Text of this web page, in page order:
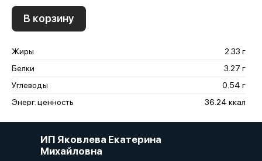
В корзину
Жиры
2.33 г
Белки
3.27 г
Углеводы
0.54 г
Энерг. ценность
36.24 ккал
ИП Яковлева Екатерина
Михайловна